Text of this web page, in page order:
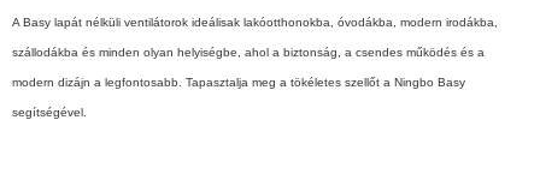
A Basy lapát nélküli ventilátorok ideálisak lakóotthonokba, óvodákba, modern irodákba,
szállodákba és minden olyan helyiségbe, ahol a biztonság, a csendes működés és a
modern dizájn a legfontosabb. Tapasztalja meg a tökéletes szellőt a Ningbo Basy
segítségével.